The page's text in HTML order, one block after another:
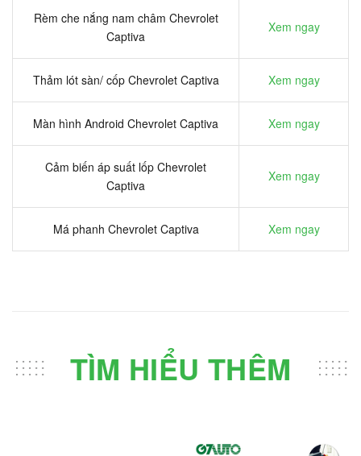
Rèm che nắng nam châm Chevrolet
Captiva
Xem ngay
Thảm lót sàn/ cốp Chevrolet Captiva Xem ngay
Màn hình Android Chevrolet Captiva Xem ngay
Cảm biến áp suất lốp Chevrolet
Captiva
Xem ngay
Má phanh Chevrolet Captiva Xem ngay
TÌM HIỂU THÊM